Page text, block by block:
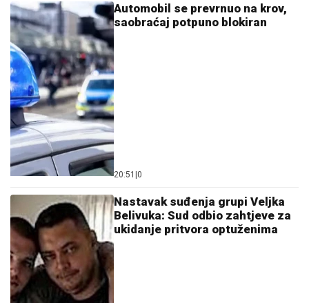
Automobil se prevrnuo na krov,
saobraćaj potpuno blokiran
20:51 |0
Nastavak suđenja grupi Veljka
Belivuka: Sud odbio zahtjeve za
ukidanje pritvora optuženima